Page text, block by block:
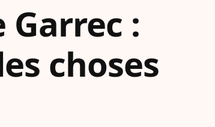
Garrec :
choses